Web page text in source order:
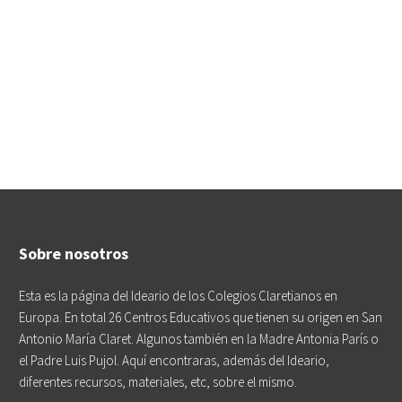
Sobre nosotros
Esta es la página del Ideario de los Colegios Claretianos en
Europa. En total 26 Centros Educativos que tienen su origen en San
Antonio María Claret. Algunos también en la Madre Antonia París o
el Padre Luis Pujol. Aquí encontraras, además del Ideario,
diferentes recursos, materiales, etc, sobre el mismo.